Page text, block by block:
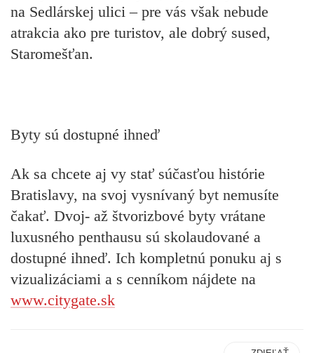
na Sedlárskej ulici – pre vás však nebude
atrakcia ako pre turistov, ale dobrý sused,
Staromešťan.
Byty sú dostupné ihneď
Ak sa chcete aj vy stať súčasťou histórie
Bratislavy, na svoj vysnívaný byt nemusíte
čakať. Dvoj- až štvorizbové byty vrátane
luxusného penthausu sú skolaudované a
dostupné ihneď. Ich kompletnú ponuku aj s
vizualizáciami a s cenníkom nájdete na
www.citygate.sk